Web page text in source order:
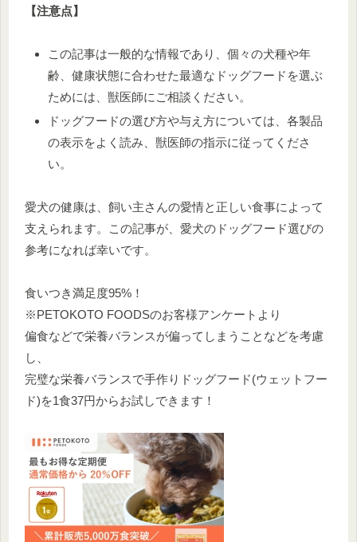
【注意点】
この記事は一般的な情報であり、個々の犬種や年
齢、健康状態に合わせた最適なドッグフードを選ぶ
ためには、獣医師にご相談ください。
ドッグフードの選び方や与え方については、各製品
の表示をよく読み、獣医師の指示に従ってくださ
い。
愛犬の健康は、飼い主さんの愛情と正しい食事によって
支えられます。この記事が、愛犬のドッグフード選びの
参考になれば幸いです。
食いつき満足度95%！
※PETOKOTO FOODSのお客様アンケートより
偏食などで栄養バランスが偏ってしまうことなどを考慮
し、
完璧な栄養バランスで手作りドッグフード(ウェットフー
ド)を1食37円からお試しできます！